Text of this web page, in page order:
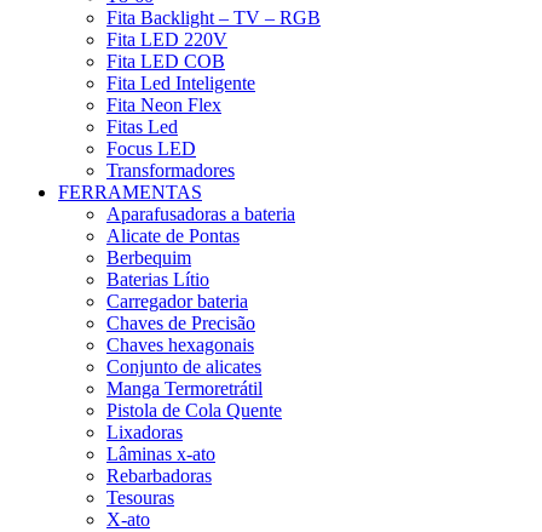
Fita Backlight – TV – RGB
Fita LED 220V
Fita LED COB
Fita Led Inteligente
Fita Neon Flex
Fitas Led
Focus LED
Transformadores
FERRAMENTAS
Aparafusadoras a bateria
Alicate de Pontas
Berbequim
Baterias Lítio
Carregador bateria
Chaves de Precisão
Chaves hexagonais
Conjunto de alicates
Manga Termoretrátil
Pistola de Cola Quente
Lixadoras
Lâminas x-ato
Rebarbadoras
Tesouras
X-ato